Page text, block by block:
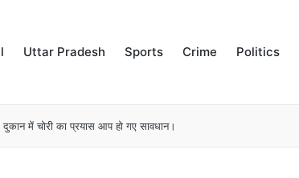
Uttar Pradesh Sports Crime Politics
में चोरी का प्रयास आप हो गए सावधान।